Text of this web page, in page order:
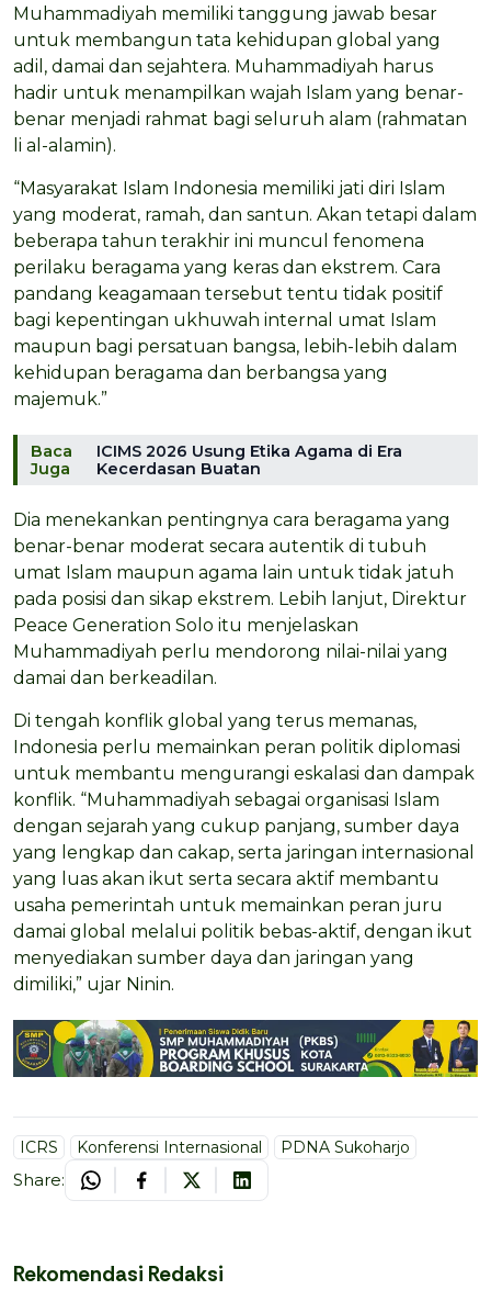
Muhammadiyah memiliki tanggung jawab besar
untuk membangun tata kehidupan global yang
adil, damai dan sejahtera. Muhammadiyah harus
hadir untuk menampilkan wajah Islam yang benar-
benar menjadi rahmat bagi seluruh alam (rahmatan
li al-alamin).
“Masyarakat Islam Indonesia memiliki jati diri Islam
yang moderat, ramah, dan santun. Akan tetapi dalam
beberapa tahun terakhir ini muncul fenomena
perilaku beragama yang keras dan ekstrem. Cara
pandang keagamaan tersebut tentu tidak positif
bagi kepentingan ukhuwah internal umat Islam
maupun bagi persatuan bangsa, lebih-lebih dalam
kehidupan beragama dan berbangsa yang
majemuk.”
Baca
Juga
ICIMS 2026 Usung Etika Agama di Era
Kecerdasan Buatan
Dia menekankan pentingnya cara beragama yang
benar-benar moderat secara autentik di tubuh
umat Islam maupun agama lain untuk tidak jatuh
pada posisi dan sikap ekstrem. Lebih lanjut, Direktur
Peace Generation Solo itu menjelaskan
Muhammadiyah perlu mendorong nilai-nilai yang
damai dan berkeadilan.
Di tengah konflik global yang terus memanas,
Indonesia perlu memainkan peran politik diplomasi
untuk membantu mengurangi eskalasi dan dampak
konflik. “Muhammadiyah sebagai organisasi Islam
dengan sejarah yang cukup panjang, sumber daya
yang lengkap dan cakap, serta jaringan internasional
yang luas akan ikut serta secara aktif membantu
usaha pemerintah untuk memainkan peran juru
damai global melalui politik bebas-aktif, dengan ikut
menyediakan sumber daya dan jaringan yang
dimiliki,” ujar Ninin.
ICRS Konferensi Internasional PDNA Sukoharjo
Share:
Rekomendasi Redaksi